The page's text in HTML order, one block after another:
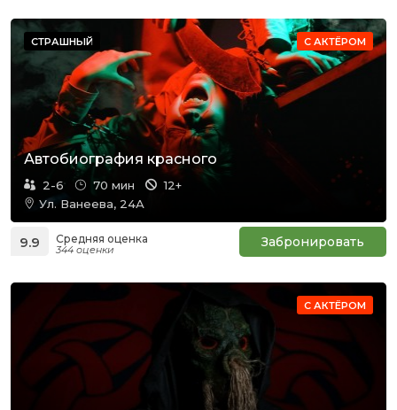
С АКТЁРОМ
СТРАШНЫЙ
Автобиография красного
2-6 70 мин
12+
Ул. Ванеева, 24А
9.9 Средняя оценка
344 оценки Забронировать
С АКТЁРОМ